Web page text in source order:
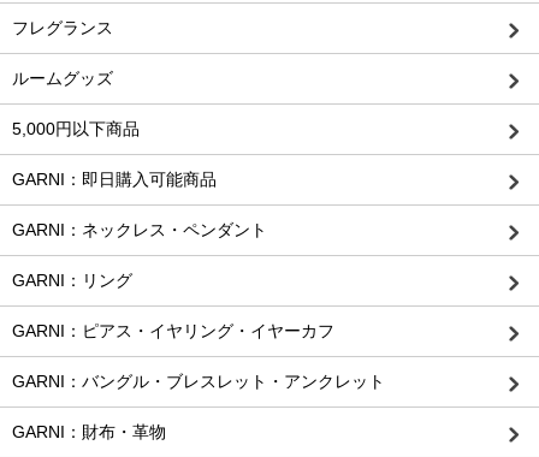
フレグランス
ルームグッズ
5,000円以下商品
GARNI：即日購入可能商品
GARNI：ネックレス・ペンダント
GARNI：リング
GARNI：ピアス・イヤリング・イヤーカフ
GARNI：バングル・ブレスレット・アンクレット
GARNI：財布・革物